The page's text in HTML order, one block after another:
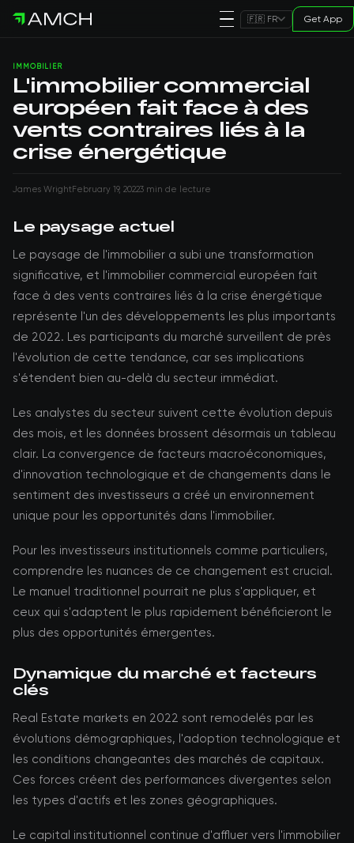
🇫🇷 FR Get App
IMMOBILIER
L'immobilier commercial
européen fait face à des
vents contraires liés à la
crise énergétique
James WrightFebruary 19, 20223 min de lecture
Le paysage actuel
Le paysage de l'immobilier a subi une transformation
significative, et l'immobilier commercial européen fait
face à des vents contraires liés à la crise énergétique
représente l'un des développements les plus importants
de 2022. Les participants du marché surveillent de près
l'évolution de cette tendance, car ses implications
s'étendent bien au-delà du secteur immédiat.
Les analystes du secteur suivent cette évolution depuis
des mois, et les données brossent désormais un tableau
clair. La convergence de facteurs macroéconomiques,
d'innovation technologique et de changements dans le
sentiment des investisseurs a créé un environnement
unique pour les opportunités dans l'immobilier.
Pour les investisseurs institutionnels comme particuliers,
comprendre les nuances de ce changement est crucial.
Le manuel traditionnel pourrait ne plus s'appliquer, et
ceux qui s'adaptent le plus rapidement bénéficieront le
plus des opportunités émergentes.
Dynamique du marché et facteurs
clés
Real Estate markets en 2022 sont remodelés par les
évolutions démographiques, l'adoption technologique et
les conditions changeantes des marchés de capitaux.
Ces forces créent des performances divergentes selon
les types d'actifs et les zones géographiques.
Le capital institutionnel continue d'affluer vers l'immobilier